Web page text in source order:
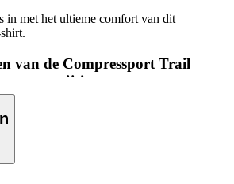
in met het ultieme comfort van dit
van de Compressport Trail
op een rijtje:
maximaal comfort en ademend vermogen
design past zich aan naar je lichaam voor
ventilatiezones om je koel en droog te